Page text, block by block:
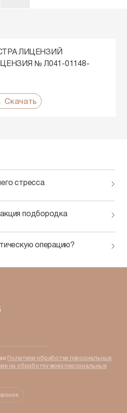
ЛИЦЕНЗИЙ
№ Л041-01148-
Скачать
стресса
подбородка
операцию?
Политики обработки персональных
на обработку моих персональных